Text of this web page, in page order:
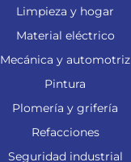
Limpieza y hogar
Material eléctrico
Mecánica y automotriz
Pintura
Plomería y grifería
Refacciones
Seguridad industrial